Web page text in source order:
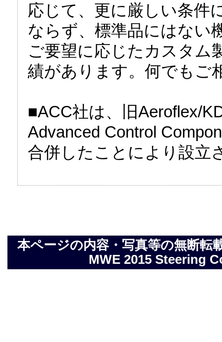
応じて、更に厳しい条件
ならず、標準品にはない
ご要望に応じたカスタム
績があります。何でもご
■ACC社は、旧Aeroflex/
Advanced Control
合併したことにより設立
本ページの内容・写真等の無断
MWE 2015 Steering